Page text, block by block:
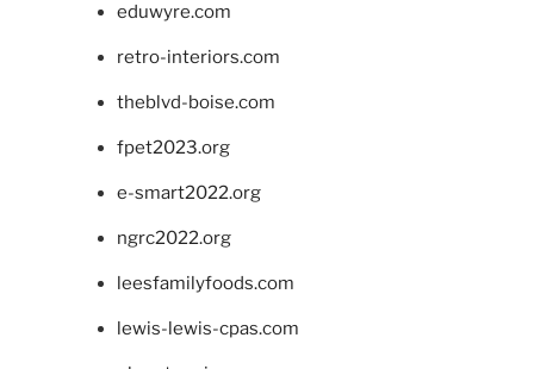
eduwyre.com
retro-interiors.com
theblvd-boise.com
fpet2023.org
e-smart2022.org
ngrc2022.org
leesfamilyfoods.com
lewis-lewis-cpas.com